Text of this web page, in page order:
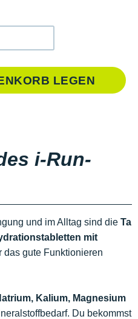
LEGEN
i-Run-
und im Alltag sind die Ta
mit
das gute Funktionieren
Kalium, Magnesium
Du bekommst